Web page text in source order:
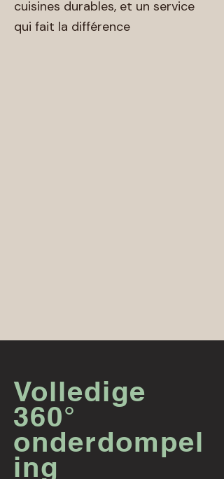
cuisines durables, et un service
qui fait la différence
Volledige
360°
onderdompel
ing